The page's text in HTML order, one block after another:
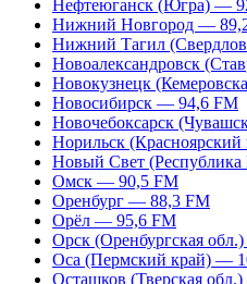
Нефтеюганск (Югра) —
Нижний Новгород —
Нижний Тагил
Новоалександровск
Новокузнецк
Новосибирск — 94,6 FM
Новочебоксарск
Норильск
Новый Свет
Омск — 90,5 FM
Оренбург — 88,3 FM
Орёл — 95,6 FM
Орск (Оренбургская
Оса (Пермский край) —
Осташков (Тверская